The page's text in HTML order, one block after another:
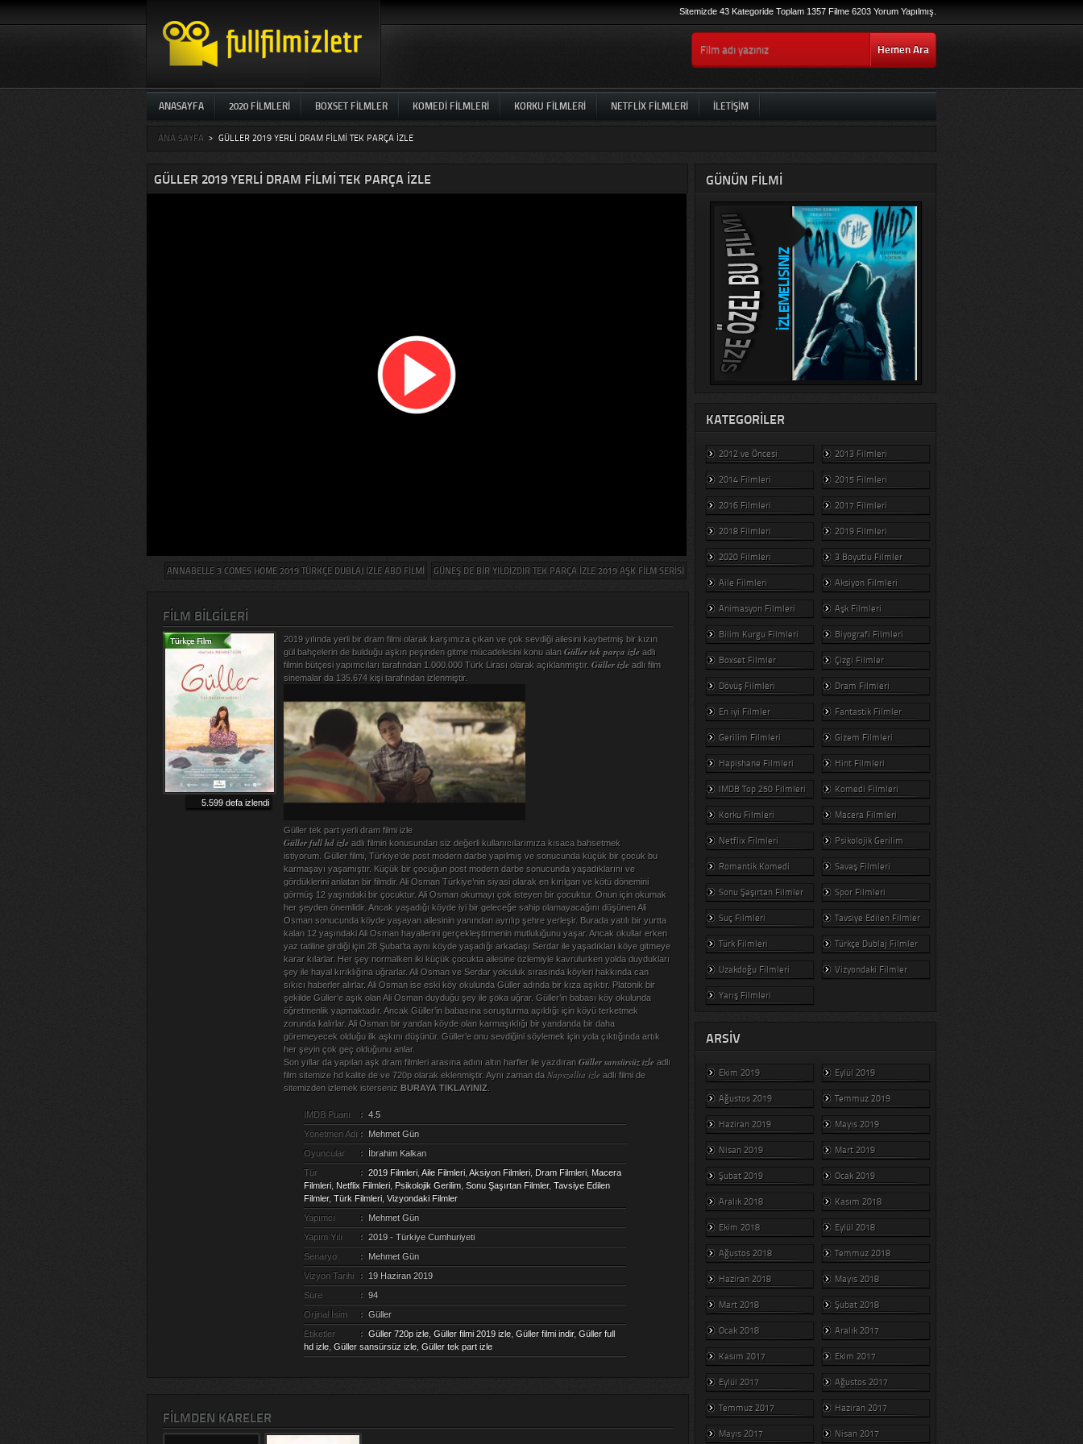
Sitemizde 43 Kategoride Toplam 1357 Filme 6203 Yorum Yapılmış.
Hemen Ara
ANASAYFA 2020 FILMLERI BOXSET FILMLER KOMEDI FILMLERI KORKU FILMLERI NETFLIX FILMLERI İLETIŞIM
ANA SAYFA > GÜLLER 2019 YERLI DRAM FILMI TEK PARÇA IZLE
GÜLLER 2019 YERLI DRAM FILMI TEK PARÇA IZLE
GÜNEŞ DE BIR YILDIZDIR TEK PARÇA IZLE 2019 AŞK FILM SERISI
ANNABELLE 3 COMES HOME 2019 TÜRKÇE DUBLAJ IZLE ABD FILMI
FILM BILGILERI
5.599 defa izlendi
2019 yılında yerli bir dram filmi olarak karşımıza çıkan ve çok sevdiği ailesini kaybetmiş bir kızın
gül bahçelerin de bulduğu aşkın peşinden gitme mücadelesini konu alan Güller tek parça izleadlı
filmin bütçesi yapımcıları tarafından 1.000.000 Türk Lirası olarak açıklanmıştır. Güller izleadlı film
sinemalar da 135.674 kişi tarafından izlenmiştir.
Güller tek part yerli dram filmi izle
Güller full hd izleadlı filmin konusundan siz değerli kullanıcılarımıza kısaca bahsetmek
istiyorum. Güller filmi, Türkiye’de post modern darbe yapılmış ve sonucunda küçük bir çocuk bu
karmaşayı yaşamıştır. Küçük bir çocuğun post modern darbe sonucunda yaşadıklarını ve
gördüklerini anlatan bir filmdir. Ali Osman Türkiye’nin siyasi olarak en kırılgan ve kötü dönemini
görmüş 12 yaşındaki bir çocuktur. Ali Osman okumayı çok isteyen bir çocuktur. Onun için okumak
her şeyden önemlidir. Ancak yaşadığı köyde iyi bir geleceğe sahip olamayacağını düşünen Ali
Osman sonucunda köyde yaşayan ailesinin yanından ayrılıp şehre yerleşir. Burada yatılı bir yurtta
kalan 12 yaşındaki Ali Osman hayallerini gerçekleştirmenin mutluluğunu yaşar. Ancak okullar erken
yaz tatiline girdiği için 28 Şubat’ta aynı köyde yaşadığı arkadaşı Serdar ile yaşadıkları köye gitmeye
karar kılarlar. Her şey normalken iki küçük çocukta ailesine özlemiyle kavrulurken yolda duydukları
şey ile hayal kırıklığına uğrarlar. Ali Osman ve Serdar yolculuk sırasında köyleri hakkında can
sıkıcı haberler alırlar. Ali Osman ise eski köy okulunda Güller adında bir kıza aşıktır. Platonik bir
şekilde Güller’e aşık olan Ali Osman duyduğu şey ile şoka uğrar. Güller’in babası köy okulunda
öğretmenlik yapmaktadır. Ancak Güller’in babasına soruşturma açıldığı için köyü terketmek
zorunda kalırlar. Ali Osman bir yandan köyde olan karmaşıklığı bir yandanda bir daha
göremeyecek olduğu ilk aşkını düşünür. Güller’e onu sevdiğini söylemek için yola çıktığında artık
her şeyin çok geç olduğunu anlar.
Son yıllar da yapılan aşk dram filmleri arasına adını altın harfler ile yazdıran Güller sansürsüz izleadlı
film sitemize hd kalite de ve 720p olarak eklenmiştir. Aynı zaman da Napszallta izleadlı filmi de
sitemizden izlemek isterseniz BURAYA TIKLAYINIZ.
IMDB Puanı : 4.5
Yönetmen Adı :
Mehmet Gün
Oyuncular
:
İbrahim Kalkan
Tür
: 2019 Filmleri, Aile Filmleri, Aksiyon Filmleri, Dram Filmleri, Macera
Filmleri, Netflix Filmleri, Psikolojik Gerilim, Sonu Şaşırtan Filmler, Tavsiye Edilen
Filmler, Türk Filmleri, Vizyondaki Filmler
Yapımcı
:
Mehmet Gün
Yapım Yılı
: 2019 - Türkiye Cumhuriyeti
Senaryo
:
Mehmet Gün
Vizyon Tarihi
: 19 Haziran 2019
Süre
: 94
Orjinal İsim
: Güller
Etiketler
: Güller 720p izle, Güller filmi 2019 izle, Güller filmi indir, Güller full
hd izle, Güller sansürsüz izle, Güller tek part izle
FILMDEN KARELER
GÜNÜN FILMI
KATEGORILER
2012 ve Öncesi 2013 Filmleri
2014 Filmleri 2015 Filmleri
2016 Filmleri 2017 Filmleri
2018 Filmleri 2019 Filmleri
2020 Filmleri 3 Boyutlu Filmler
Aile Filmleri Aksiyon Filmleri
Animasyon Filmleri Aşk Filmleri
Bilim Kurgu Filmleri Biyografi Filmleri
Boxset Filmler Çizgi Filmler
Dövüş Filmleri Dram Filmleri
En iyi Filmler Fantastik Filmler
Gerilim Filmleri Gizem Filmleri
Hapishane Filmleri Hint Filmleri
IMDB Top 250 Filmleri Komedi Filmleri
Korku Filmleri Macera Filmleri
Netflix Filmleri Psikolojik Gerilim
Romantik Komedi Savaş Filmleri
Sonu Şaşırtan Filmler Spor Filmleri
Suç Filmleri Tavsiye Edilen Filmler
Türk Filmleri Türkçe Dublaj Filmler
Uzakdoğu Filmleri Vizyondaki Filmler
Yarış Filmleri
ARSIV
Ekim 2019 Eylül 2019
Ağustos 2019 Temmuz 2019
Haziran 2019 Mayıs 2019
Nisan 2019 Mart 2019
Şubat 2019 Ocak 2019
Aralık 2018 Kasım 2018
Ekim 2018 Eylül 2018
Ağustos 2018 Temmuz 2018
Haziran 2018 Mayıs 2018
Mart 2018 Şubat 2018
Ocak 2018 Aralık 2017
Kasım 2017 Ekim 2017
Eylül 2017 Ağustos 2017
Temmuz 2017 Haziran 2017
Mayıs 2017 Nisan 2017